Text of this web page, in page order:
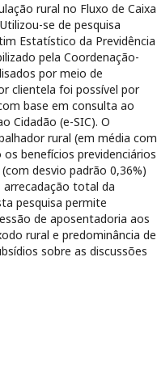
rural no Fluxo de Caixa
se de pesquisa
Estatístico da Previdência
pela Coordenação-
por meio de
clientela foi possível por
base em consulta ao
Cidadão (e-SIC). O
rural (em média com
benefícios previdenciários
desvio padrão 0,36%)
total da
pesquisa permite
de aposentadoria aos
rural e predominância de
sobre as discussões